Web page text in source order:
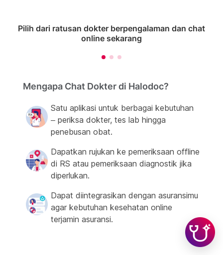
Pilih dari ratusan dokter berpengalaman dan chat
online sekarang
Mengapa Chat Dokter di Halodoc?
Satu aplikasi untuk berbagai kebutuhan
– periksa dokter, tes lab hingga
penebusan obat.
Dapatkan rujukan ke pemeriksaan offline
di RS atau pemeriksaan diagnostik jika
diperlukan.
Dapat diintegrasikan dengan asuransimu
agar kebutuhan kesehatan online
terjamin asuransi.